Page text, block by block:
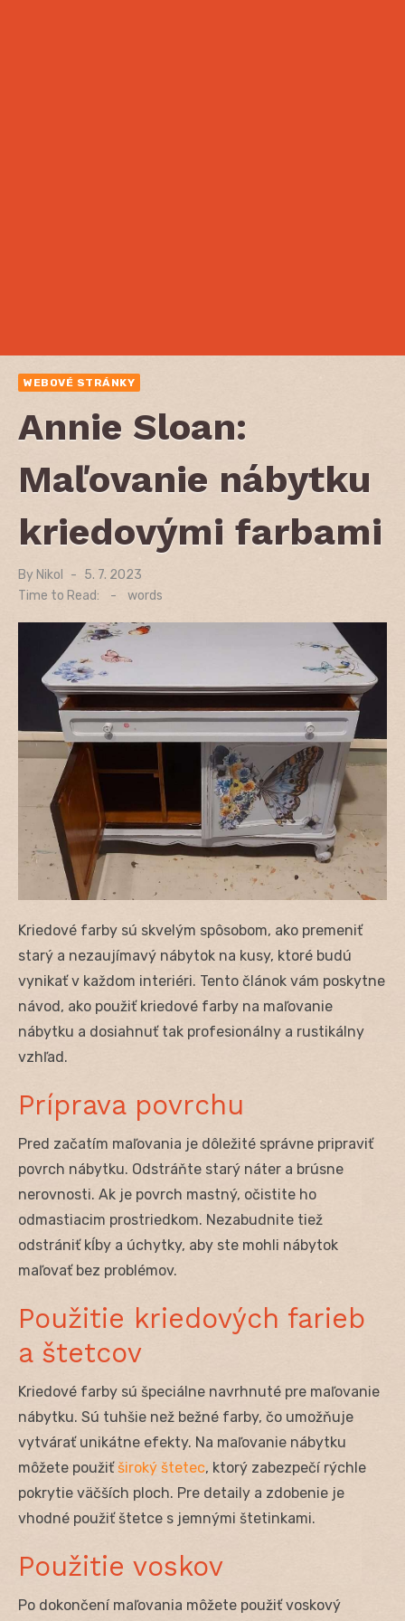
WEBOVÉ STRÁNKY
Annie Sloan:
Maľovanie nábytku
kriedovými farbami
By Nikol
Posted
on
5. 7. 2023
Time to Read:
- words
Kriedové farby sú skvelým spôsobom, ako premeniť
starý a nezaujímavý nábytok na kusy, ktoré budú
vynikať v každom interiéri. Tento článok vám poskytne
návod, ako použiť kriedové farby na maľovanie
nábytku a dosiahnuť tak profesionálny a rustikálny
vzhľad.
Príprava povrchu
Pred začatím maľovania je dôležité správne pripraviť
povrch nábytku. Odstráňte starý náter a brúsne
nerovnosti. Ak je povrch mastný, očistite ho
odmastiacim prostriedkom. Nezabudnite tiež
odstrániť kĺby a úchytky, aby ste mohli nábytok
maľovať bez problémov.
Použitie kriedových farieb
a štetcov
Kriedové farby sú špeciálne navrhnuté pre maľovanie
nábytku. Sú tuhšie než bežné farby, čo umožňuje
vytvárať unikátne efekty. Na maľovanie nábytku
môžete použiťširoký štetec, ktorý zabezpečí rýchle
pokrytie väčších ploch. Pre detaily a zdobenie je
vhodné použiť štetce s jemnými štetinkami.
Použitie voskov
Po dokončení maľovania môžete použiť voskový